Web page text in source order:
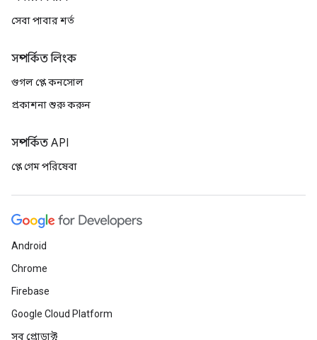
সেবা পাবার শর্ত
সম্পর্কিত লিংক
গুগল প্লে কনসোল
প্রকাশনা শুরু করুন
সম্পর্কিত API
প্লে গেম পরিষেবা
Android
Chrome
Firebase
Google Cloud Platform
সব প্রোডাক্ট